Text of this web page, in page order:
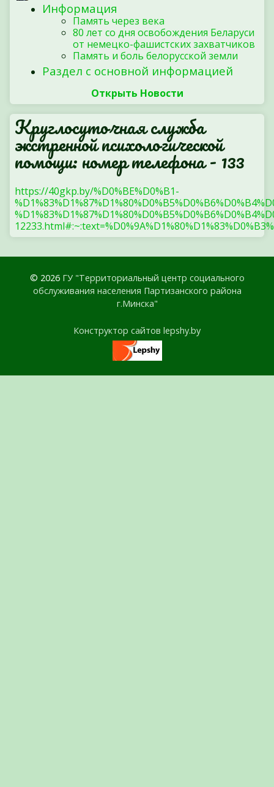
Информация
Память через века
80 лет со дня освобождения Беларуси
от немецко-фашистских захватчиков
Память и боль белорусской земли
Раздел с основной информацией
Открыть Новости
Круглосуточная служба
экстренной психологической
помощи: номер телефона - 133
https://40gkp.by/%D0%BE%D0%B1-
© 2026 ГУ "Территориальный центр социального
обслуживания населения Партизанского района
г.Минска"
Конструктор сайтов lepshy.by